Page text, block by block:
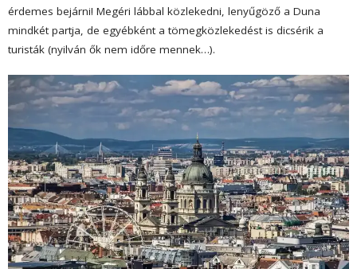
érdemes bejárni! Megéri lábbal közlekedni, lenyűgöző a Duna
mindkét partja, de egyébként a tömegközlekedést is dicsérik a
turisták (nyilván ők nem időre mennek…).